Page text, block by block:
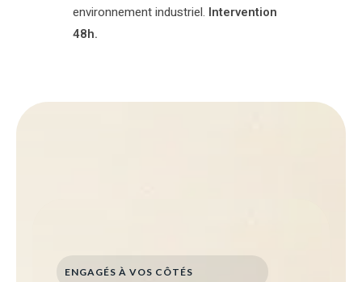
environnement industriel. Intervention
48h.
ENGAGÉS À VOS CÔTÉS